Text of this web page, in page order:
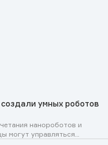
умных роботов
нанороботов и
могут управляться...